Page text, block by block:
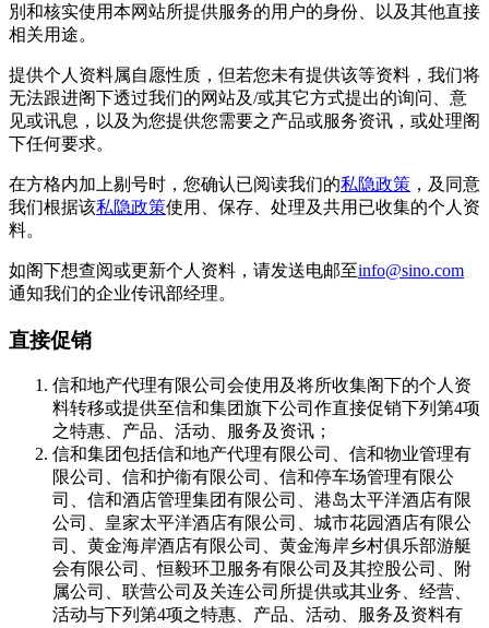
別和核实使用本网站所提供服务的用户的身份、以及其他直接
相关用途。
提供个人资料属自愿性质，但若您未有提供该等资料，我们将
无法跟进阁下透过我们的网站及/或其它方式提出的询问、意
见或讯息，以及为您提供您需要之产品或服务资讯，或处理阁
下任何要求。
在方格内加上剔号时，您确认已阅读我们的私隐政策 ，及同意
我们根据该私隐政策使用、保存、处理及共用已收集的个人资
料。
如阁下想查阅或更新个人资料，请发送电邮至info@sino.com
通知我们的企业传讯部经理。
直接促销
信和地产代理有限公司会使用及将所收集阁下的个人资
料转移或提供至信和集团旗下公司作直接促销下列第4项
之特惠、产品、活动、服务及资讯；
信和集团包括信和地产代理有限公司、信和物业管理有
限公司、信和护衞有限公司、信和停车场管理有限公
司、信和酒店管理集团有限公司、港岛太平洋酒店有限
公司、皇家太平洋酒店有限公司、城市花园酒店有限公
司、黄金海岸酒店有限公司、黄金海岸乡村俱乐部游艇
会有限公司、恒毅环卫服务有限公司及其控股公司、附
属公司、联营公司及关连公司所提供或其业务、经营、
活动与下列第4项之特惠、产品、活动、服务及资料有